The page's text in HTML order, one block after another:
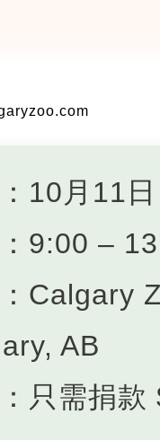
10月11日
9:00 –
Calgary
AB
只需捐款